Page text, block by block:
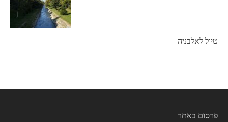
טיול לאלבניה
פרסום באתר